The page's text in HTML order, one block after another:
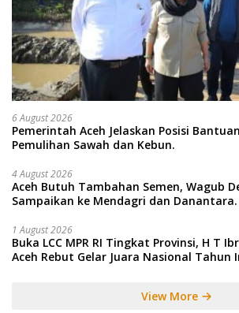
6 August 2026
Pemerintah Aceh Jelaskan Posisi
Pemulihan Sawah dan Kebun.
4 August 2026
Aceh Butuh Tambahan Semen, Wagub
Sampaikan ke Mendagri dan Danantara.
1 August 2026
Buka LCC MPR RI Tingkat Provinsi, H T
Aceh Rebut Gelar Juara Nasional Tahun
View More